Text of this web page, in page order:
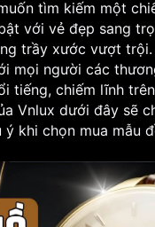
tìm kiếm một
với vẻ đẹp sang
trầy xước vượt trội.
mọi người các
tiếng, chiếm lĩnh
Vnlux dưới đây sẽ
khi chọn mua mẫu